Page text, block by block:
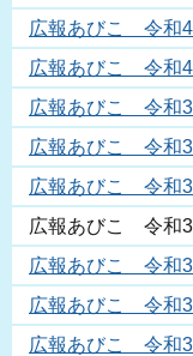
広報あびこ 令和
広報あびこ 令和
広報あびこ 令和
広報あびこ 令和
広報あびこ 令和
広報あびこ 令和
広報あびこ 令和
広報あびこ 令和
広報あびこ 令和